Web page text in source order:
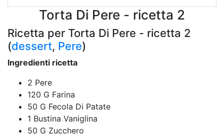
Torta Di Pere - ricetta 2
Ricetta per Torta Di Pere - ricetta 2
(dessert, Pere)
Ingredienti ricetta
2 Pere
120 G Farina
50 G Fecola Di Patate
1 Bustina Vaniglina
50 G Zucchero